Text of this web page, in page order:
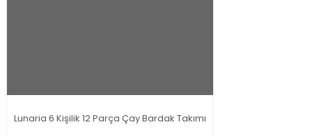
Lunaria 6 Kişilik 12 Parça Çay Bardak Takımı